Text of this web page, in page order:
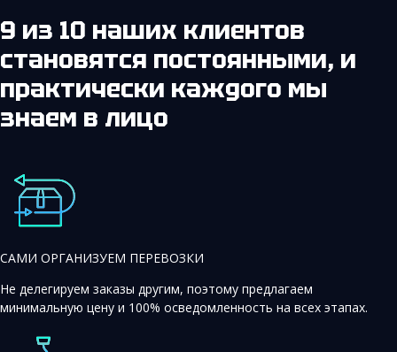
9 из 10 наших клиентов
становятся постоянными, и
практически каждого мы
знаем в лицо
САМИ ОРГАНИЗУЕМ ПЕРЕВОЗКИ
Не делегируем заказы другим, поэтому предлагаем
минимальную цену и 100% осведомленность на всех этапах.